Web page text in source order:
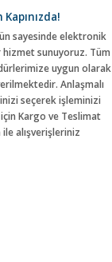
sayesinde elektronik
hizmet sunuyoruz. Tüm
uygun olarak
Anlaşmalı
seçerek işleminizi
Kargo ve Teslimat
alışverişleriniz